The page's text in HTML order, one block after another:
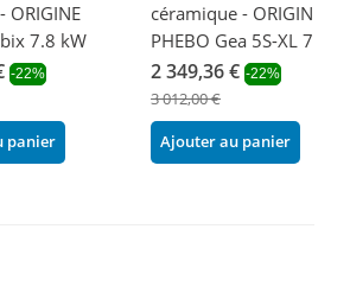
ORIGINE
7.8 kW
-22%
panier
céramique - ORIGINE
PHEBO Gea 5S-XL 7.5 kW
2 349,36 € -22%
3 012,00 €
Ajouter au panier